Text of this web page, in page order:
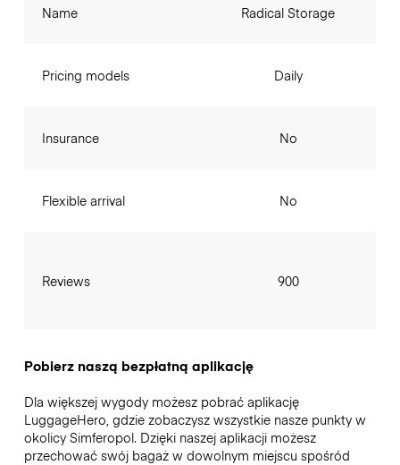
Name
Pricing models
Insurance
Flexible arrival
Reviews
Radical Storage
Daily
No
No
900
Pobierz naszą bezpłatną aplikację
Dla większej wygody możesz pobrać aplikację
LuggageHero, gdzie zobaczysz wszystkie nasze punkty w
okolicy Simferopol. Dzięki naszej aplikacji możesz
przechować swój bagaż w dowolnym miejscu spośród